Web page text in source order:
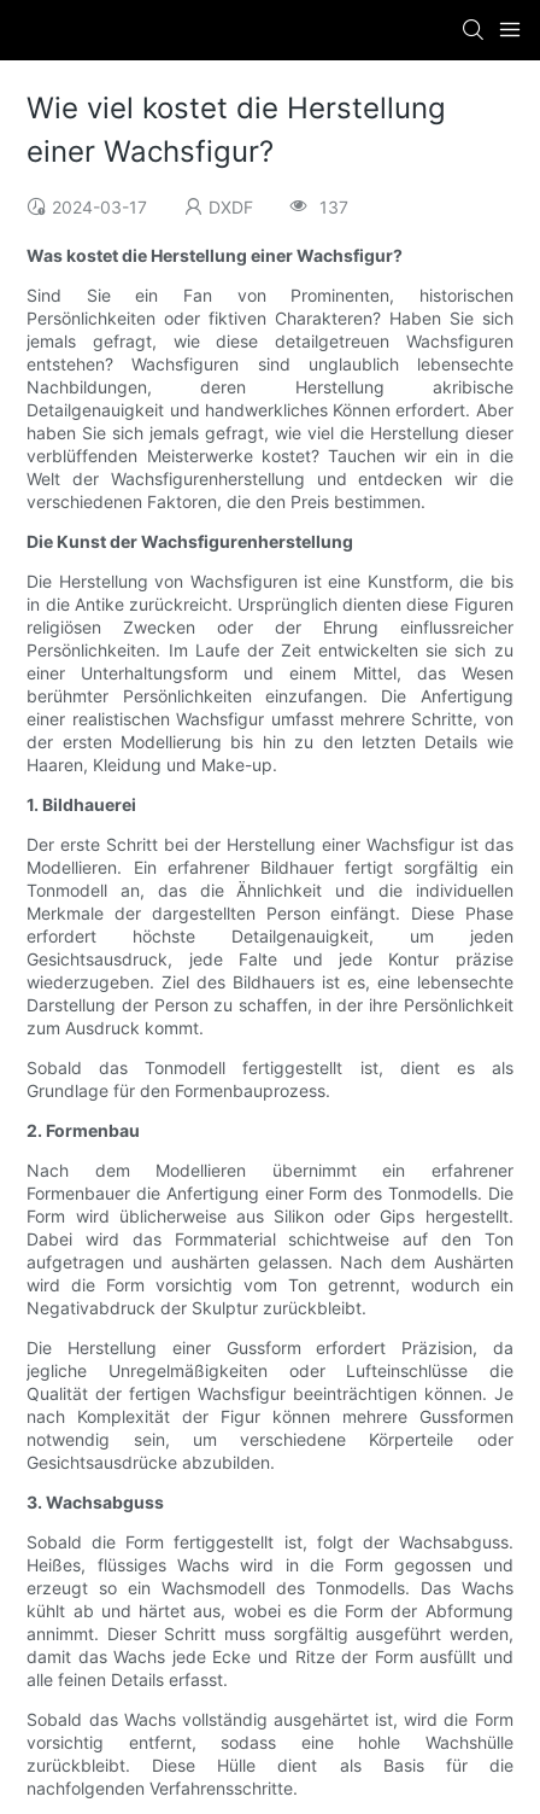
Wie viel kostet die Herstellung
einer Wachsfigur?
2024-03-17 DXDF 137
Was kostet die Herstellung einer Wachsfigur?
Sind Sie ein Fan von Prominenten, historischen
Persönlichkeiten oder fiktiven Charakteren? Haben Sie sich
jemals gefragt, wie diese detailgetreuen Wachsfiguren
entstehen? Wachsfiguren sind unglaublich lebensechte
Nachbildungen, deren Herstellung akribische
Detailgenauigkeit und handwerkliches Können erfordert. Aber
haben Sie sich jemals gefragt, wie viel die Herstellung dieser
verblüffenden Meisterwerke kostet? Tauchen wir ein in die
Welt der Wachsfigurenherstellung und entdecken wir die
verschiedenen Faktoren, die den Preis bestimmen.
Die Kunst der Wachsfigurenherstellung
Die Herstellung von Wachsfiguren ist eine Kunstform, die bis
in die Antike zurückreicht. Ursprünglich dienten diese Figuren
religiösen Zwecken oder der Ehrung einflussreicher
Persönlichkeiten. Im Laufe der Zeit entwickelten sie sich zu
einer Unterhaltungsform und einem Mittel, das Wesen
berühmter Persönlichkeiten einzufangen. Die Anfertigung
einer realistischen Wachsfigur umfasst mehrere Schritte, von
der ersten Modellierung bis hin zu den letzten Details wie
Haaren, Kleidung und Make-up.
1. Bildhauerei
Der erste Schritt bei der Herstellung einer Wachsfigur ist das
Modellieren. Ein erfahrener Bildhauer fertigt sorgfältig ein
Tonmodell an, das die Ähnlichkeit und die individuellen
Merkmale der dargestellten Person einfängt. Diese Phase
erfordert höchste Detailgenauigkeit, um jeden
Gesichtsausdruck, jede Falte und jede Kontur präzise
wiederzugeben. Ziel des Bildhauers ist es, eine lebensechte
Darstellung der Person zu schaffen, in der ihre Persönlichkeit
zum Ausdruck kommt.
Sobald das Tonmodell fertiggestellt ist, dient es als
Grundlage für den Formenbauprozess.
2. Formenbau
Nach dem Modellieren übernimmt ein erfahrener
Formenbauer die Anfertigung einer Form des Tonmodells. Die
Form wird üblicherweise aus Silikon oder Gips hergestellt.
Dabei wird das Formmaterial schichtweise auf den Ton
aufgetragen und aushärten gelassen. Nach dem Aushärten
wird die Form vorsichtig vom Ton getrennt, wodurch ein
Negativabdruck der Skulptur zurückbleibt.
Die Herstellung einer Gussform erfordert Präzision, da
jegliche Unregelmäßigkeiten oder Lufteinschlüsse die
Qualität der fertigen Wachsfigur beeinträchtigen können. Je
nach Komplexität der Figur können mehrere Gussformen
notwendig sein, um verschiedene Körperteile oder
Gesichtsausdrücke abzubilden.
3. Wachsabguss
Sobald die Form fertiggestellt ist, folgt der Wachsabguss.
Heißes, flüssiges Wachs wird in die Form gegossen und
erzeugt so ein Wachsmodell des Tonmodells. Das Wachs
kühlt ab und härtet aus, wobei es die Form der Abformung
annimmt. Dieser Schritt muss sorgfältig ausgeführt werden,
damit das Wachs jede Ecke und Ritze der Form ausfüllt und
alle feinen Details erfasst.
Sobald das Wachs vollständig ausgehärtet ist, wird die Form
vorsichtig entfernt, sodass eine hohle Wachshülle
zurückbleibt. Diese Hülle dient als Basis für die
nachfolgenden Verfahrensschritte.